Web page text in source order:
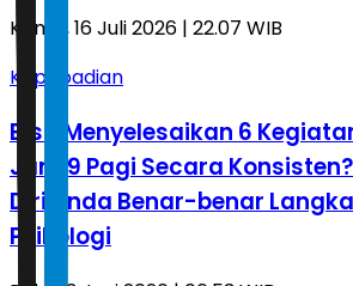
Kamis, 16 Juli 2026 | 22.07 WIB
Kepribadian
Bisa Menyelesaikan 6
Jam 9 Pagi Secara
Diri Anda Benar-benar
Psikologi